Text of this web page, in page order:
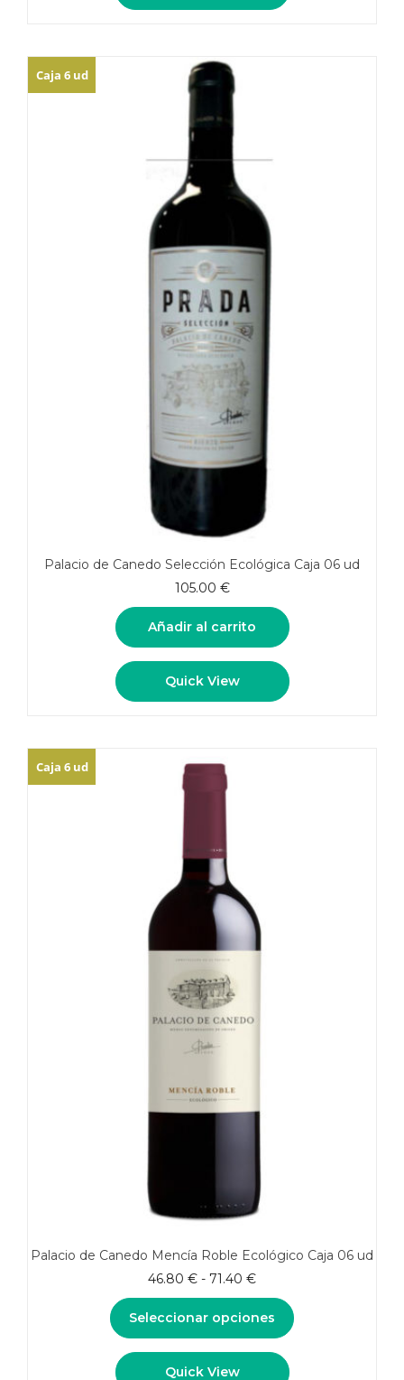
Caja 6 ud
Palacio de Canedo Selección Ecológica Caja 06 ud
105.00 €
Añadir al carrito
Quick View
Caja 6 ud
Palacio de Canedo Mencía Roble Ecológico Caja 06 ud
46.80 € - 71.40 €Rango
de
precios:
desde
46.80 €
hasta
Seleccionar opciones
producto
Quick View